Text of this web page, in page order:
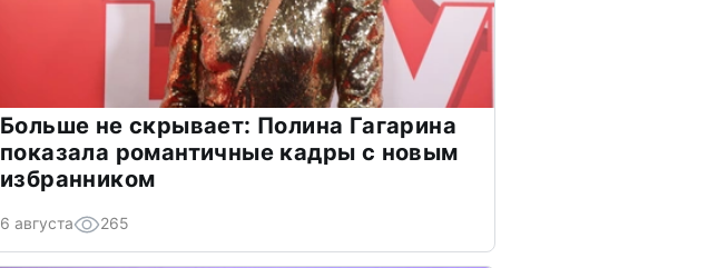
Больше не скрывает: Полина Гагарина
показала романтичные кадры с новым
избранником
6 августа 265